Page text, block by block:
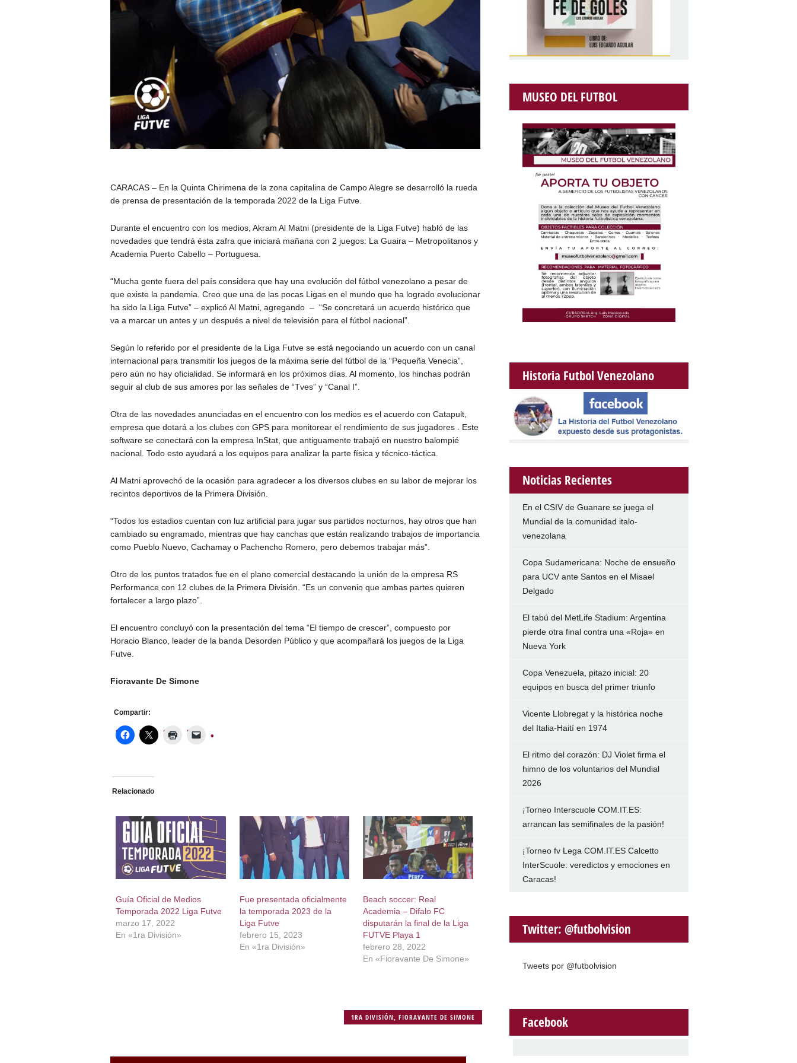
CARACAS – En la Quinta Chirimena de la zona capitalina de Campo Alegre se desarrolló la rueda
de prensa de presentación de la temporada 2022 de la Liga Futve.
Durante el encuentro con los medios, Akram Al Matni (presidente de la Liga Futve) habló de las
novedades que tendrá ésta zafra que iniciará mañana con 2 juegos: La Guaira – Metropolitanos y
Academia Puerto Cabello – Portuguesa.
“Mucha gente fuera del país considera que hay una evolución del fútbol venezolano a pesar de
que existe la pandemia. Creo que una de las pocas Ligas en el mundo que ha logrado evolucionar
ha sido la Liga Futve” – explicó Al Matni, agregando – “Se concretará un acuerdo histórico que
va a marcar un antes y un después a nivel de televisión para el fútbol nacional”.
Según lo referido por el presidente de la Liga Futve se está negociando un acuerdo con un canal
internacional para transmitir los juegos de la máxima serie del fútbol de la “Pequeña Venecia”,
pero aún no hay oficialidad. Se informará en los próximos días. Al momento, los hinchas podrán
seguir al club de sus amores por las señales de “Tves” y “Canal I”.
Otra de las novedades anunciadas en el encuentro con los medios es el acuerdo con Catapult,
empresa que dotará a los clubes con GPS para monitorear el rendimiento de sus jugadores . Este
software se conectará con la empresa InStat, que antiguamente trabajó en nuestro balompié
nacional. Todo esto ayudará a los equipos para analizar la parte física y técnico-táctica.
Al Matni aprovechó de la ocasión para agradecer a los diversos clubes en su labor de mejorar los
recintos deportivos de la Primera División.
“Todos los estadios cuentan con luz artificial para jugar sus partidos nocturnos, hay otros que han
cambiado su engramado, mientras que hay canchas que están realizando trabajos de importancia
como Pueblo Nuevo, Cachamay o Pachencho Romero, pero debemos trabajar más”.
Otro de los puntos tratados fue en el plano comercial destacando la unión de la empresa RS
Performance con 12 clubes de la Primera División. “Es un convenio que ambas partes quieren
fortalecer a largo plazo”.
El encuentro concluyó con la presentación del tema “El tiempo de crescer”, compuesto por
Horacio Blanco, leader de la banda Desorden Público y que acompañará los juegos de la Liga
Futve.
Fioravante De Simone
Compartir:
Relacionado
Guía Oficial de Medios
Temporada 2022 Liga Futve
marzo 17, 2022
En «1ra División»
Fue presentada oficialmente
la temporada 2023 de la
Liga Futve
febrero 15, 2023
En «1ra División»
Beach soccer: Real
Academia – Difalo FC
disputarán la final de la Liga
FUTVE Playa 1
febrero 28, 2022
En «Fioravante De Simone»
1RA DIVISIÓN ,FIORAVANTE DE SIMONE
MUSEO DEL FUTBOL
Historia Futbol Venezolano
Noticias Recientes
En el CSIV de Guanare se juega el
Mundial de la comunidad italo-
venezolana
Copa Sudamericana: Noche de ensueño
para UCV ante Santos en el Misael
Delgado
El tabú del MetLife Stadium: Argentina
pierde otra final contra una «Roja» en
Nueva York
Copa Venezuela, pitazo inicial: 20
equipos en busca del primer triunfo
Vicente Llobregat y la histórica noche
del Italia-Haití en 1974
El ritmo del corazón: DJ Violet firma el
himno de los voluntarios del Mundial
2026
¡Torneo Interscuole COM.IT.ES:
arrancan las semifinales de la pasión!
¡Torneo fv Lega COM.IT.ES Calcetto
InterScuole: veredictos y emociones en
Caracas!
Twitter: @futbolvision
Tweets por @futbolvision
Facebook